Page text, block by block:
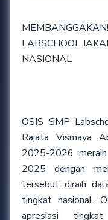
LABSCHOOL
NASIONAL
OSIS SMP
Rajata Vismaya
2025-2026
2025 dengan
tersebut diraih
tingkat nasional.
apresiasi